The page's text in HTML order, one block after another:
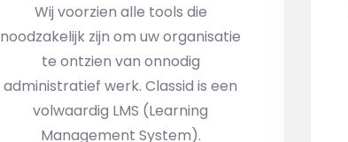
Wij voorzien alle tools die
noodzakelijk zijn om uw organisatie
te ontzien van onnodig
administratief werk. Classid is een
volwaardig LMS (Learning
Management System).